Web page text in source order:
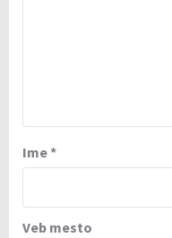
Ime*
Veb mesto